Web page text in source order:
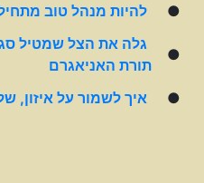
●
להיות מנהל טוב
●
גלה את הצל שמטיל
תורת האניאגרם
●
איך לשמור על איזון,